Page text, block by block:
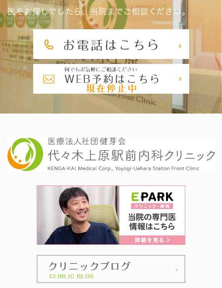
医をお探しでしたら、当院までご相談ください。